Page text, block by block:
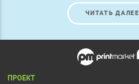
ЧИТАТЬ ДАЛЕЕ
ПРОЕКТ